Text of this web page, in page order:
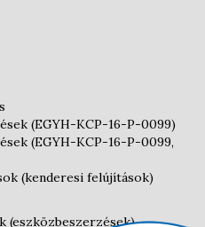
(EGYH-KCP-16-P-0099)
(EGYH-KCP-16-P-0099,
(kenderesi felújítások)
(eszközbeszerzések)